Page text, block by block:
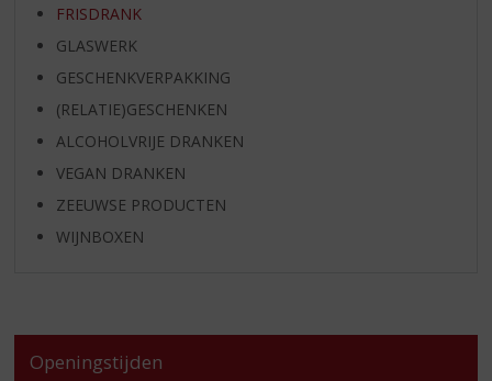
FRISDRANK
GLASWERK
GESCHENKVERPAKKING
(RELATIE)GESCHENKEN
ALCOHOLVRIJE DRANKEN
VEGAN DRANKEN
ZEEUWSE PRODUCTEN
WIJNBOXEN
Openingstijden